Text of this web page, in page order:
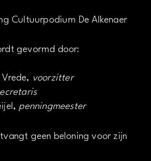
Cultuurpodium De Alkenaer
gevormd door:
voorzitter
penningmeester
geen beloning voor zijn